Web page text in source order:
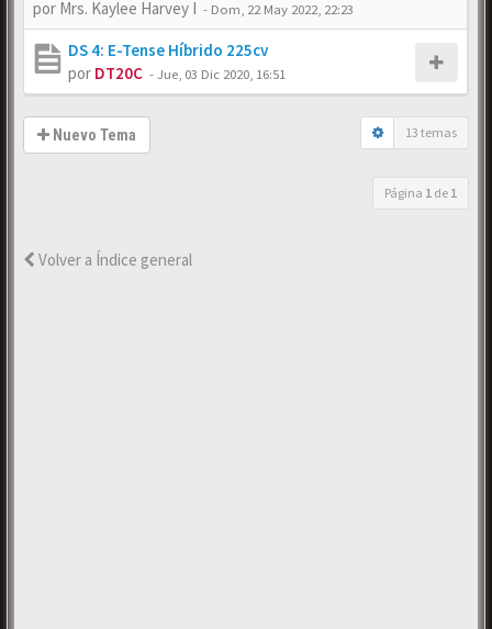
por Mrs. Kaylee Harvey I - Dom, 22 May 2022, 22:23
DS 4: E-Tense Híbrido 225cv
por DT20C -Jue, 03 Dic 2020, 16:51
Nuevo Tema 13 temas
Página 1 de 1
Volver a Índice general